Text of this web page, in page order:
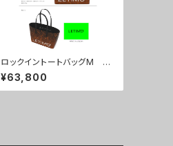
ロックイントートバッグM カ
ラー/ミストラルボルドー ■
配送まで約１か月
¥63,800